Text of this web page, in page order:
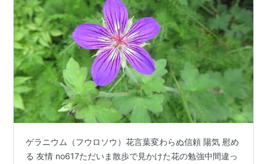
ゲラニウム（フウロソウ）花言葉変わらぬ信頼 陽気 慰め
る 友情 no617ただいま散歩で見かけた花の勉強中間違っ